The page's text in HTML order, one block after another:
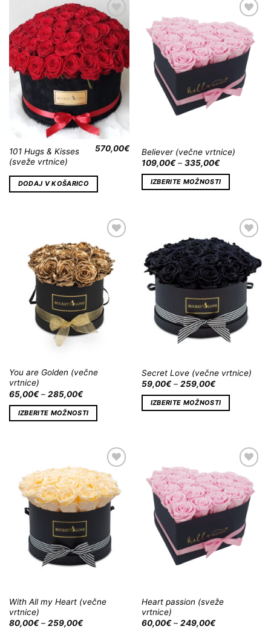
Dodaj
na
Wishlist
101 Hugs & Kisses
(sveže vrtnice)
570,00€
DODAJ V KOŠARICO
Dodaj
na
Wishlist
Believer (večne vrtnice)
109,00€– 335,00€
IZBERITE MOŽNOSTI
na
Wishlist
You are Golden (večne
vrtnice)
65,00€– 285,00€
IZBERITE MOŽNOSTI
Dodaj
na
Wishlist
Secret Love (večne vrtnice)
59,00€– 259,00€
IZBERITE MOŽNOSTI
Dodaj
na
Wishlist
With All my Heart (večne
vrtnice)
80,00€– 259,00€
Dodaj
na
Wishlist
Heart passion (sveže
vrtnice)
60,00€– 249,00€